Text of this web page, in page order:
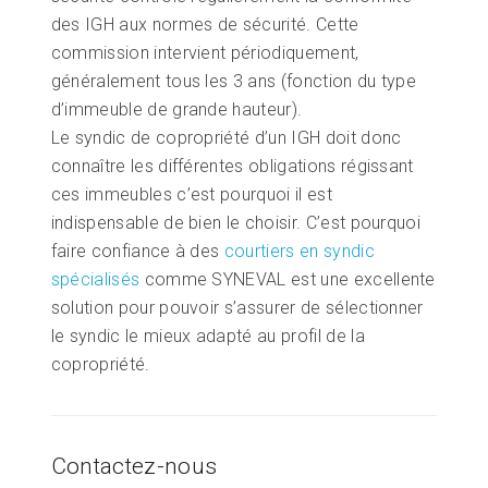
des IGH aux normes de sécurité. Cette
commission intervient périodiquement,
généralement tous les 3 ans (fonction du type
d’immeuble de grande hauteur).
Le syndic de copropriété d’un IGH doit donc
connaître les différentes obligations régissant
ces immeubles c’est pourquoi il est
indispensable de bien le choisir. C’est pourquoi
faire confiance à des courtiers en syndic
spécialisés comme SYNEVAL est une excellente
solution pour pouvoir s’assurer de sélectionner
le syndic le mieux adapté au profil de la
copropriété.
Contactez-nous